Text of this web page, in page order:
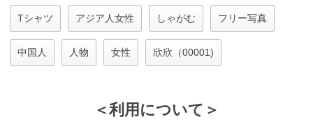
Tシャツ アジア人女性 しゃがむ フリー写真
中国人 人物 女性 欣欣（00001)
＜利用について＞